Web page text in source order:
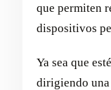
que permiten
dispositivos
Ya sea que
dirigiendo